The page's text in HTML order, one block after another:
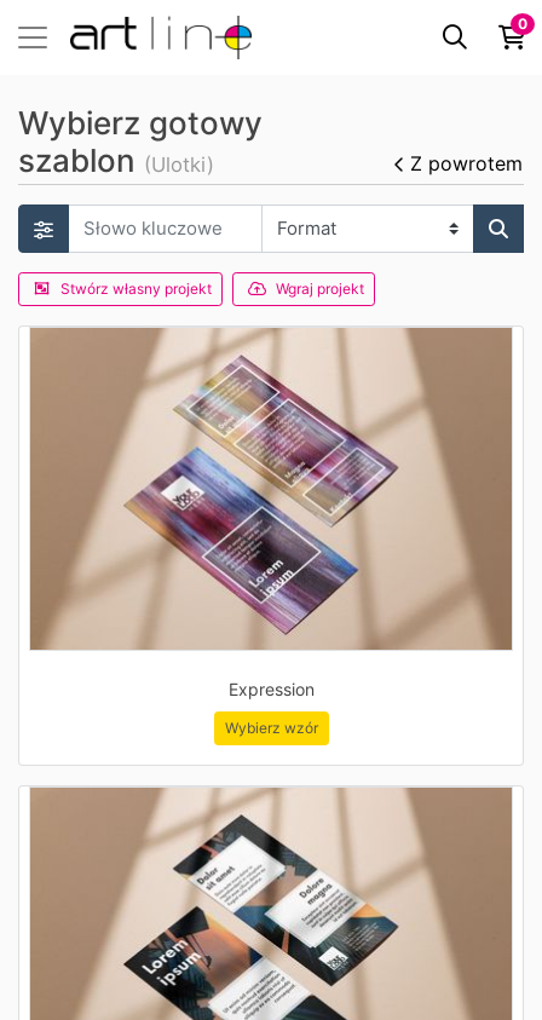
0
Wybierz gotowy
szablon (Ulotki) Z powrotem
Stwórz własny projekt Wgraj projekt
Expression
Wybierz wzór